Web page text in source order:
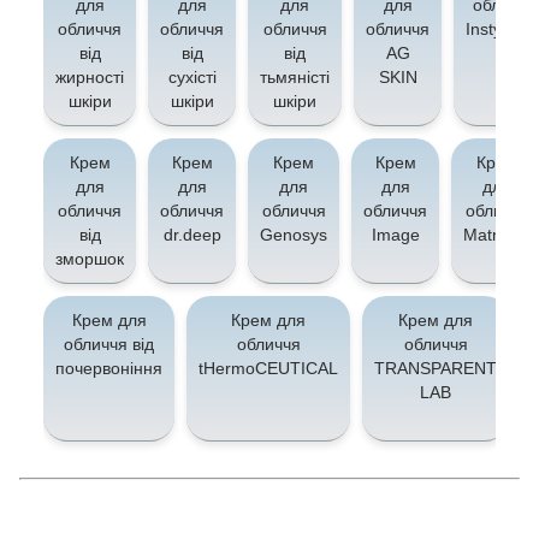
для
обличчя
від
жирності
шкіри
для
обличчя
від
сухісті
шкіри
для
обличчя
від
тьмяністі
шкіри
для
обличчя
AG
SKIN
обличчя
Крем
для
обличчя
від
зморшок
Крем
для
обличчя
dr.deep
Крем
для
обличчя
Genosys
Крем
для
обличчя
Image
Крем
для
обличчя
Matrigen
Крем для
обличчя від
почервоніння
Крем для
обличчя
tHermoCEUTICAL
Крем для
обличчя
TRANSPARENT
LAB